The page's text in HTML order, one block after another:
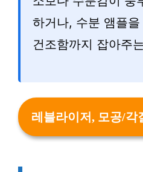
하거나, 수분 앰플
건조함까지 잡아주
레블라이저, 모공/각